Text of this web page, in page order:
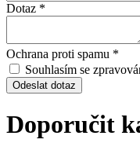
Dotaz *
Ochrana proti spamu *
Souhlasím se
Odeslat dotaz
Doporučit